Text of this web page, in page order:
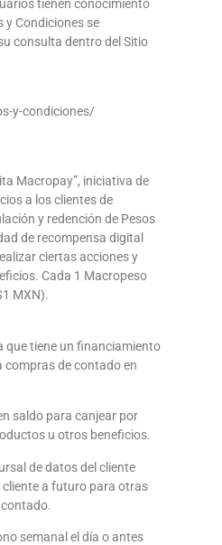
tienen conocimiento
y Condiciones se
consulta dentro del Sitio
y-condiciones/
Macropay”, iniciativa de
a los clientes de
y redención de Pesos
de recompensa digital
ciertas acciones y
Cada 1 Macropeso
MXN).
que tiene un financiamiento
de contado en
saldo para canjear por
u otros beneficios.
de datos del cliente
a futuro para otras
semanal el día o antes